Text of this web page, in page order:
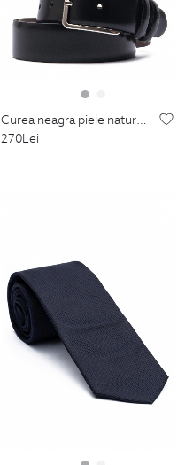
curea neagra piele naturala
270Lei